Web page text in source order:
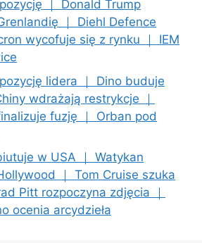
｜ Donald Trump
｜ Diehl Defence
wycofuje się z rynku ｜ IEM
lidera ｜ Dino buduje
wdrażają restrykcje ｜
fuzję ｜ Orban pod
w USA ｜ Watykan
｜ Tom Cruise szuka
Pitt rozpoczyna zdjęcia ｜
ocenia arcydzieła